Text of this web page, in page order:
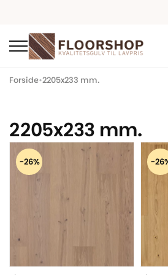
Forside•2205x233 mm.
2205x233 mm.
-26% -